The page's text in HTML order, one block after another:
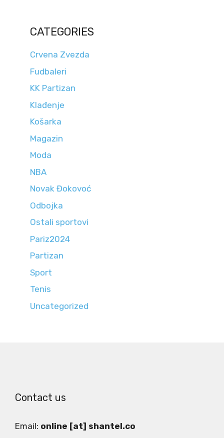
CATEGORIES
Crvena Zvezda
Fudbaleri
KK Partizan
Klađenje
Košarka
Magazin
Moda
NBA
Novak Đokovoć
Odbojka
Ostali sportovi
Pariz2024
Partizan
Sport
Tenis
Uncategorized
Contact us
Email: online [at] shantel.co